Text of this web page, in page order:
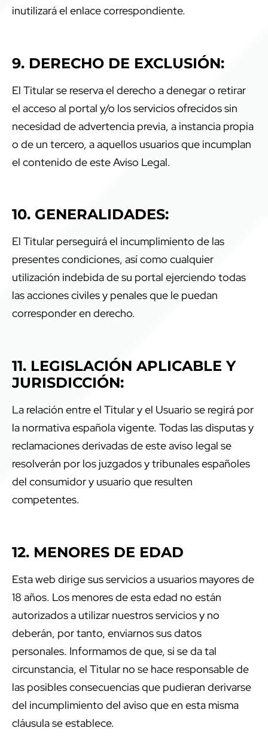
inutilizará el enlace correspondiente.
9. DERECHO DE EXCLUSIÓN:
El Titular se reserva el derecho a denegar o retirar
el acceso al portal y/o los servicios ofrecidos sin
necesidad de advertencia previa, a instancia propia
o de un tercero, a aquellos usuarios que incumplan
el contenido de este Aviso Legal.
10. GENERALIDADES:
El Titular perseguirá el incumplimiento de las
presentes condiciones, así como cualquier
utilización indebida de su portal ejerciendo todas
las acciones civiles y penales que le puedan
corresponder en derecho.
11. LEGISLACIÓN APLICABLE Y
JURISDICCIÓN:
La relación entre el Titular y el Usuario se regirá por
la normativa española vigente. Todas las disputas y
reclamaciones derivadas de este aviso legal se
resolverán por los juzgados y tribunales españoles
del consumidor y usuario que resulten
competentes.
12. MENORES DE EDAD
Esta web dirige sus servicios a usuarios mayores de
18 años. Los menores de esta edad no están
autorizados a utilizar nuestros servicios y no
deberán, por tanto, enviarnos sus datos
personales. Informamos de que, si se da tal
circunstancia, el Titular no se hace responsable de
las posibles consecuencias que pudieran derivarse
del incumplimiento del aviso que en esta misma
cláusula se establece.